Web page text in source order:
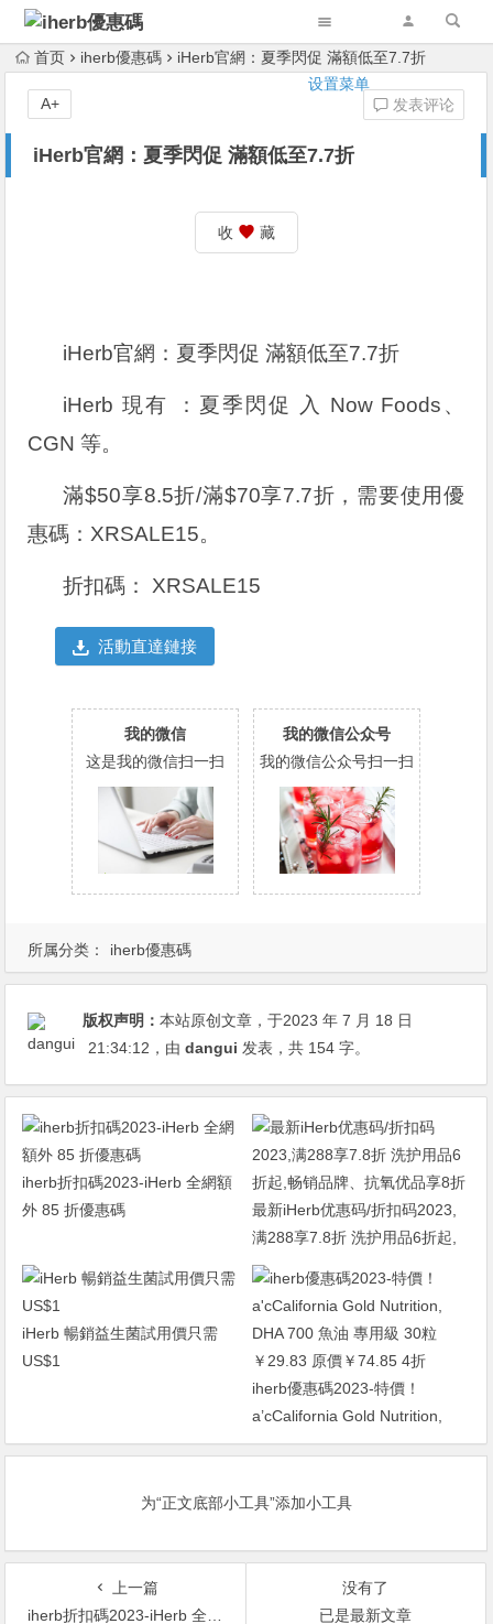
设置菜单
首页 iherb優惠碼 iHerb官網：夏季閃促 滿額低至7.7折
iHerb官網：夏季閃促 滿額低至7.7折
发表评论
A+
所属分类： iherb優惠碼
收 藏
iHerb官網：夏季閃促 滿額低至7.7折
iHerb 現有 ：夏季閃促 入 Now Foods、
CGN 等。
滿$50享8.5折/滿$70享7.7折，需要使用優
惠碼：XRSALE15。
折扣碼： XRSALE15
活動直達鏈接
我的微信
这是我的微信扫一扫
我的微信公众号
我的微信公众号扫一扫
版权声明：本站原创文章，于2023 年 7 月 18 日
21:34:12 ，由dangui 发表，共 154 字。
iherb折扣碼2023-iHerb 全網額
外 85 折優惠碼
最新iHerb优惠码/折扣码2023,
满288享7.8折 洗护用品6折起,
畅销品牌、抗氧优品享8折
iHerb 暢銷益生菌試用價只需
US$1
iherb優惠碼2023-特價！
a’cCalifornia Gold Nutrition,
DHA 700 魚油 專用級 30粒
为“正文底部小工具”添加小工具
上一篇
iherb折扣碼2023-iHerb 全網額外 85 折優惠碼
没有了
已是最新文章